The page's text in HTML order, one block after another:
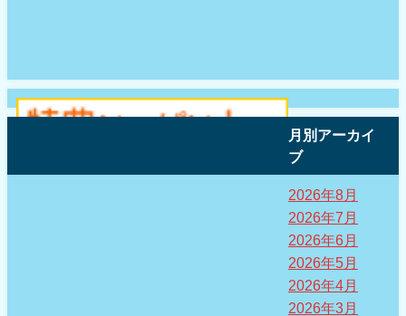
月別アーカイ
ブ
2026年8月
2026年7月
2026年6月
2026年5月
2026年4月
2026年3月